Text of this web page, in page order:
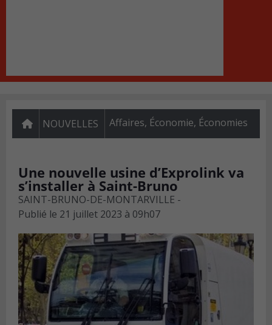
NOUVELLES Affaires, Économie, Économies
Une nouvelle usine d’Exprolink va
s’installer à Saint-Bruno
SAINT-BRUNO-DE-MONTARVILLE -
Publié le 21 juillet 2023 à 09h07